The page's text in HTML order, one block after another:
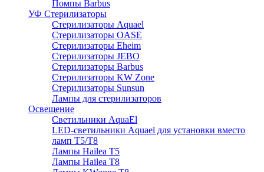
Помпы Barbus
УФ Стерилизаторы
Стерилизаторы Aquael
Стерилизаторы OASE
Стерилизаторы Eheim
Стерилизаторы JEBO
Стерилизаторы Barbus
Стерилизаторы KW Zone
Стерилизаторы Sunsun
Лампы для стерилизаторов
Освещение
Cветильники AquaEl
LED-светильники Aquael для установки вместо
ламп Т5/Т8
Лампы Hailea Т5
Лампы Hailea Т8